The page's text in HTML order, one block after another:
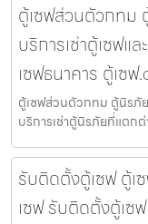
ตู้เซฟส่วนตัวกทม
บริการเช่าตู้เซฟแ
เซฟธนาคาร ตู้เซฟ
ตู้เซฟส่วนตัวกทม ตู้นิรภัย
บริการเช่าตู้นิรภัยที่แตก
รับติดตั้งตู้เซฟ ตู้เ
เซฟ รับติดตั้งตู้เซ